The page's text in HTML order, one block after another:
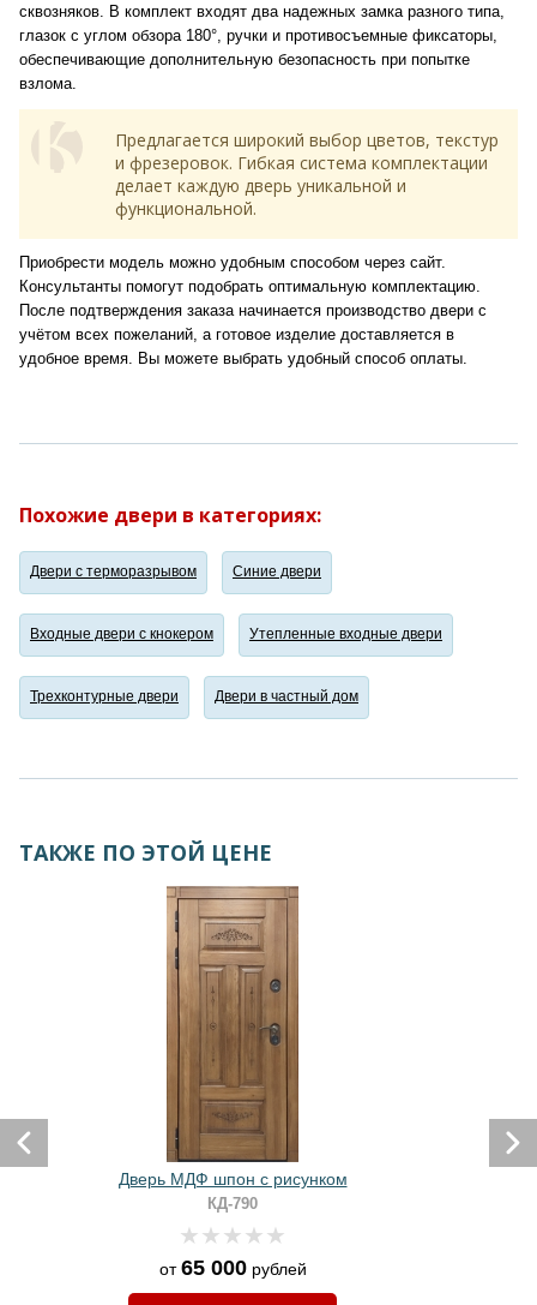
сквозняков. В комплект входят два надежных замка разного типа,
глазок с углом обзора 180°, ручки и противосъемные фиксаторы,
обеспечивающие дополнительную безопасность при попытке
взлома.
Предлагается широкий выбор цветов, текстур
и фрезеровок. Гибкая система комплектации
делает каждую дверь уникальной и
функциональной.
Приобрести модель можно удобным способом через сайт.
Консультанты помогут подобрать оптимальную комплектацию.
После подтверждения заказа начинается производство двери с
учётом всех пожеланий, а готовое изделие доставляется в
удобное время. Вы можете выбрать удобный способ оплаты.
Похожие двери в категориях:
Двери с терморазрывом Синие двери
Входные двери с кнокером Утепленные входные двери
Трехконтурные двери Двери в частный дом
ТАКЖЕ ПО ЭТОЙ ЦЕНЕ
Дверь МДФ шпон с рисунком
КД-790
от65 000рублей